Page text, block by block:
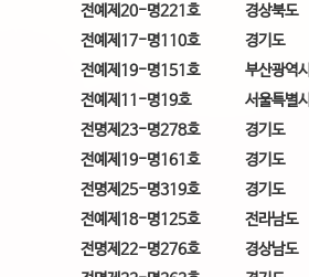
전예제20-명221호
경상북도
전예제17-명110호
경기도
전예제19-명151호
부산광역시
전예제11-명19호
서울특별시
전명제23-명278호
경기도
전예제19-명161호
경기도
전명제25-명319호
경기도
전예제18-명125호
전라남도
전명제22-명276호
경상남도